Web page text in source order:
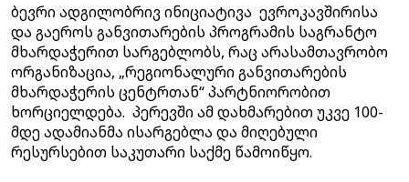
ბევრი ადგილობრივ ინიციატივა ევროკავშირისა
და გაეროს განვითარების პროგრამის საგრანტო
მხარდაჭერით სარგებლობს, რაც არასამთავრობო
ორგანიზაცია, „რეგიონალური განვითარების
მხარდაჭერის ცენტრთან“ პარტნიორობით
ხორციელდება. პერევში ამ დახმარებით უკვე 100-
მდე ადამიანმა ისარგებლა და მიღებული
რესურსებით საკუთარი საქმე წამოიწყო.